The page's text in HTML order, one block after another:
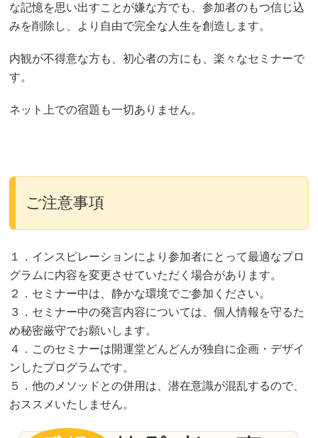
な記憶を思い出すことが嫌な方でも、参加者のもつ信じ込
みを削除し、より自由で完全な人生を創造します。
内観が不得意な方も、初心者の方にも、楽々なセミナーで
す。
ネット上での宿題も一切ありません。
ご注意事項
１．インスピレーションにより参加者にとって最適なプロ
グラムに内容を変更させていただく場合があります。
２．セミナー中は、静かな環境でご参加ください。
３．セミナー中の発言内容については、個人情報を守るた
め秘密厳守でお願いします。
４．このセミナーは開運堂どんどんが独自に企画・デザイ
ンしたプログラムです。
５．他のメソッドとの併用は、潜在意識が混乱するので、
おススメいたしません。